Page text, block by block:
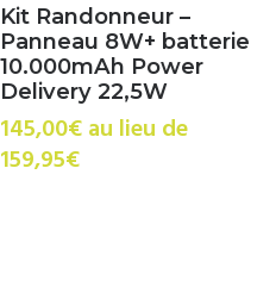
Kit Randonneur –
Panneau 8W+ batterie
10.000mAh Power
Delivery 22,5W
145,00€ au lieu de
159,95€